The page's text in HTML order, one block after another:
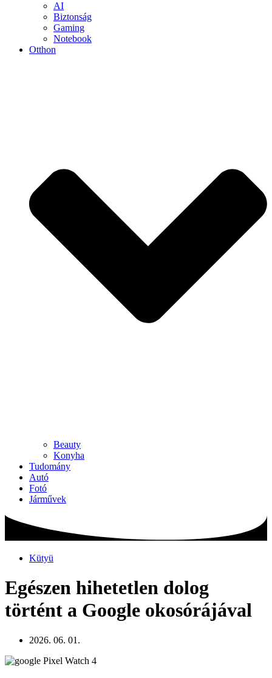
AI
Biztonság
Gaming
Notebook
Otthon
Beauty
Konyha
Tudomány
Autó
Fotó
Járművek
Kütyü
Egészen hihetetlen dolog
történt a Google okosórájával
2026. 06. 01.